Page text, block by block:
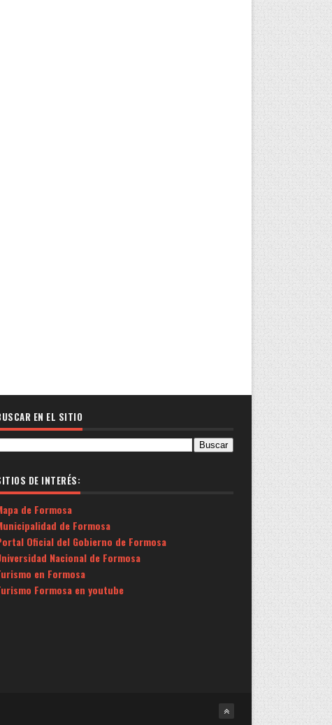
EN EL SITIO
DE INTERÉS:
de Formosa
de Formosa
Oficial del Gobierno de Formosa
Nacional de Formosa
en Formosa
Formosa en youtube